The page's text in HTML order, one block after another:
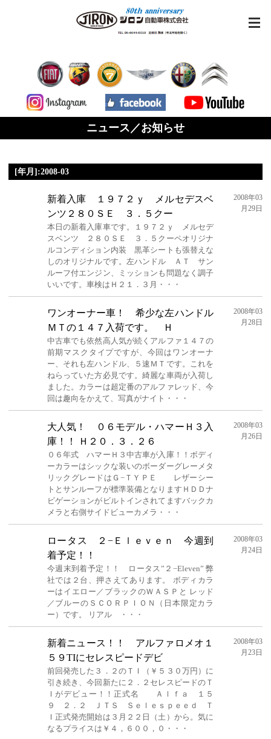
ニュース／お知らせ
[年月]:2008-03
新着入庫 １９７２ｙ メルセデスベ
ンツ２８０ＳＥ ３．５クー
本日の新着入庫車です。１９７２ｙ メルセデ
スベンツ ２８０ＳＥ ３．５クーペオリジナ
ルコンディション内装 黒革シートも張替えな
しのオリジナルです。左ハンドル ＡＴ サン
ルーフ付エンジン、ミッションも問題なく調子
いいです。車検はＨ２１．３月・・・
2008年03
月29日
ワンオーナー車！ 希少な左ハンドル
ＭＴの１４７入荷です。 Ｈ
中古車でも依然高人気が続くアルファ１４７の
前期マスクタイプですが、今回はワンオーナ
ー、それも左ハンドル、５速ＭＴです。これを
ねらっていた方必見です。綺麗な車両が入荷し
ました。カラーは超定番のアルファレッド、今
回は趣向をかえて、写真がナイト・・・
2008年03
月28日
大人気！ ０６モデル・ハマーＨ３入
庫！！ Ｈ２０．３．２６
０６年式 ハマーＨ３中古車が入庫！！ボディ
ーカラーはシックな装いのボーダーグレーメタ
リックグレードはＧ−ＴＹＰＥ レザーシー
トとサンルーフが標準装備となりますＨＤＤナ
ビゲーションがビルトインされてますバックカ
メラと右側サイドビューカメラ・・・
2008年03
月26日
ロータス ２−Ｅｌｅｖｅｎ 今週到
着予定！！
今週末到着予定！！ ロータス”２−Eleven” 弊
社では２台、押さえてあります。 ボディカラ
ーはイエロー／ブラックのＷＡＳＰと レッド
／ブルーのＳＣＯＲＰＩＯＮ（日本限定カラ
ー）です。 リアル ・・・
2008年03
月24日
新着ニュース！！ アルファロメオ１
５９TIにセレスピードデビ
前回発売した３．２のＴＩ（￥５３０万円）に
引き続き、今回新たに２．２セレスピードのＴ
Ｉがデビュー！！正式名 Ａｌｆａ １５
９ ２．２ ＪＴＳ Ｓｅｌｅｓｐｅｅｄ Ｔ
Ｉ正式発売開始は３月２２日（土）から。気に
なるプライスは￥４，６００，０・・・
2008年03
月23日